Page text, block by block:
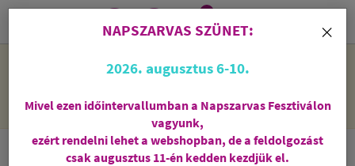
NAPSZARVAS SZÜNET: 2026. augusztus 6-10 - rendelni lehet
feldolgozni őket.
i
0
×
NAPSZARVAS SZÜNET:
2026. augusztus 6-10.
Mivel ezen időintervallumban a Napszarvas Fesztiválon
vagyunk,
ezért rendelni lehet a webshopban, de a feldolgozást
csak augusztus 11-én kedden kezdjük el.